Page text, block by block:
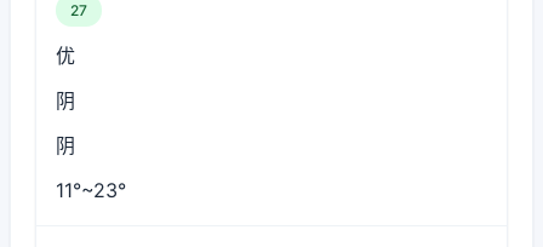
27
优
阴
阴
11°~23°